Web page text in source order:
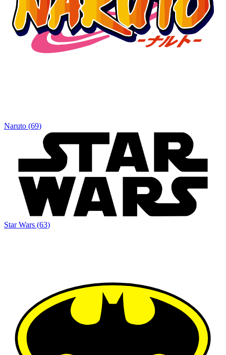
Naruto (69)
Star Wars (63)